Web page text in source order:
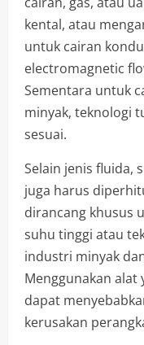
kental, atau
untuk cairan
electromagnetic
Sementara untuk
minyak, teknologi
sesuai.
Selain jenis fluida,
juga harus
dirancang khusus
suhu tinggi atau
industri minyak
Menggunakan alat
dapat
kerusakan